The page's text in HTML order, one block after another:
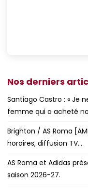
Nos derniers
Santiago Castro : « Je
femme qui a acheté
Brighton / AS Roma
horaires, diffusion TV…
AS Roma et Adidas
saison 2026-27.